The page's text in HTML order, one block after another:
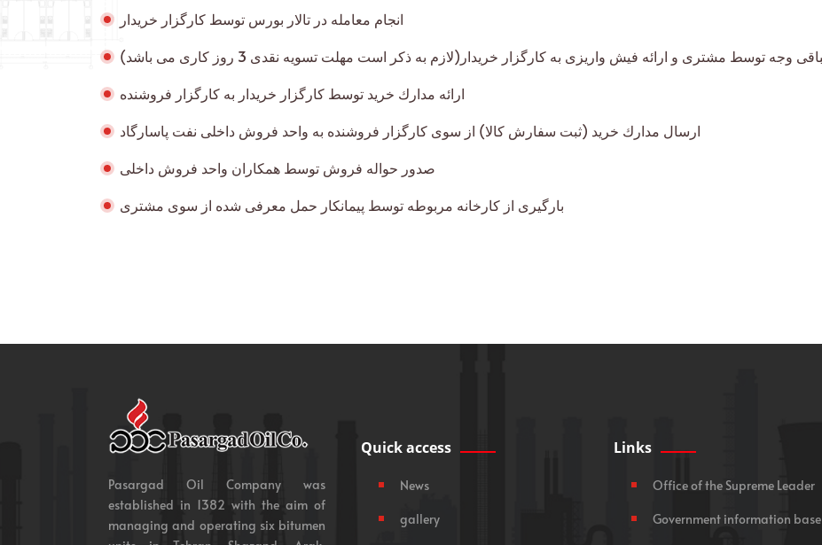
انجام معامله در تالار بورس توسط كارگزار خریدار
ارائه مدارك خريد توسط كارگزار خريدار به كارگزار فروشنده
ارسال مدارك خريد (ثبت سفارش كالا) از سوی كارگزار فروشنده به واحد فروش داخلی نفت پاسارگاد
صدور حواله فروش توسط همکاران واحد فروش داخلی
بارگيری از کارخانه مربوطه توسط پيمانكار حمل معرفی شده از سوی مشتری
Links
Office of the Supreme Leader
Government information base
Quick access
News
gallery
Pasargad Oil Company was
established in 1382 with the aim of
managing and operating six bitumen